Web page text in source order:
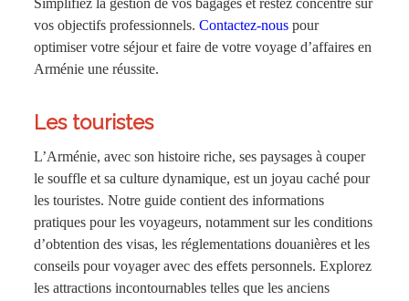
vos objectifs professionnels.Contactez-nouspour
optimiser votre séjour et faire de votre voyage d’affaires en
Arménie une réussite.
Les touristes
L’Arménie, avec son histoire riche, ses paysages à couper
le souffle et sa culture dynamique, est un joyau caché pour
les touristes. Notre guide contient des informations
pratiques pour les voyageurs, notamment sur les conditions
d’obtention des visas, les réglementations douanières et les
conseils pour voyager avec des effets personnels. Explorez
les attractions incontournables telles que les anciens